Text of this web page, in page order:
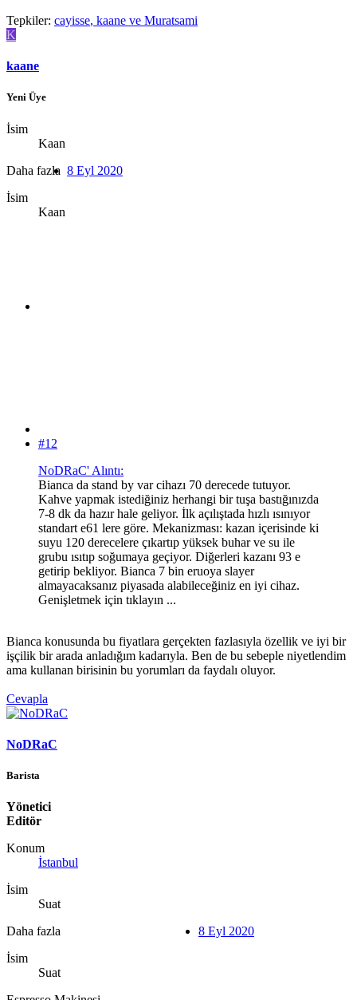
Tepkiler: cayisse, kaane ve Muratsami
K
kaane
Yeni Üye
İsim
Kaan
Daha fazla
İsim
Kaan
8 Eyl 2020
#12
NoDRaC' Alıntı:
Bianca da stand by var cihazı 70 derecede tutuyor.
Kahve yapmak istediğiniz herhangi bir tuşa bastığınızda
7-8 dk da hazır hale geliyor. İlk açılıştada hızlı ısınıyor
standart e61 lere göre. Mekanizması: kazan içerisinde ki
suyu 120 derecelere çıkartıp yüksek buhar ve su ile
grubu ısıtıp soğumaya geçiyor. Diğerleri kazanı 93 e
getirip bekliyor. Bianca 7 bin eruoya slayer
almayacaksanız piyasada alabileceğiniz en iyi cihaz.
Genişletmek için tıklayın ...
Bianca konusunda bu fiyatlara gerçekten fazlasıyla özellik ve iyi bir
işçilik bir arada anladığım kadarıyla. Ben de bu sebeple niyetlendim
ama kullanan birisinin bu yorumları da faydalı oluyor.
Cevapla
NoDRaC
Barista
Yönetici
Editör
Konum
İstanbul
İsim
Suat
Daha fazla
İsim
Suat
8 Eyl 2020